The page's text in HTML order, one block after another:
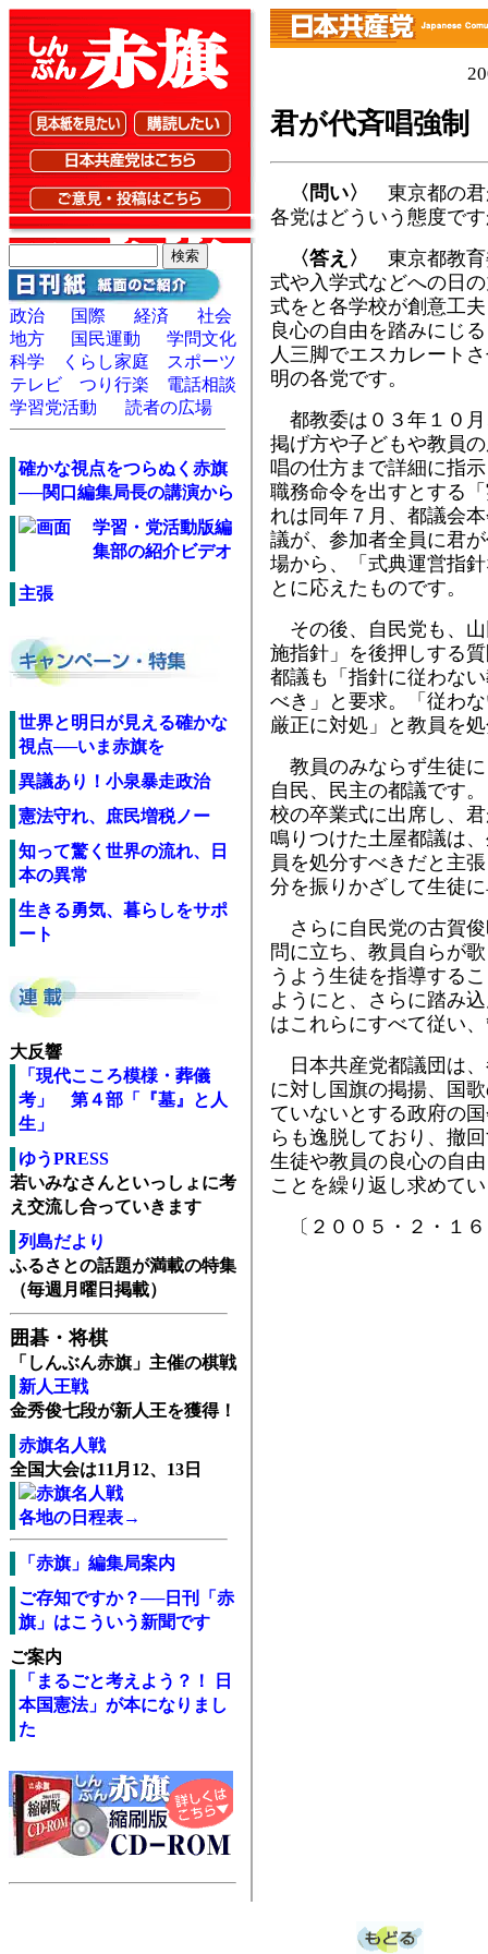
君が代斉唱強
〈問い〉
東京都の君
各党はどういう態度で
〈答え〉
東京都教育
式や入学式などへの日
式をと各学校が創意工
良心の自由を踏みにじ
人三脚でエスカレート
明の各党です。
都教委は０３年１０
掲げ方や子どもや教員
唱の仕方まで詳細に指
職務命令を出すとする
れは同年７月、都議会
議が、参加者全員に君
場から、「式典運営指
とに応えたものです。
その後、自民党も、
施指針」を後押しする
都議も「指針に従わな
べき」と要求。「従わ
厳正に対処」と教員を
教員のみならず生徒
自民、民主の都議です
校の卒業式に出席し、
鳴りつけた土屋都議は
員を処分すべきだと主
分を振りかざして生徒
さらに自民党の古賀
問に立ち、教員自らが
うよう生徒を指導する
ようにと、さらに踏み
はこれらにすべて従い
日本共産党都議団は
に対し国旗の掲揚、国
ていないとする政府の
らも逸脱しており、撤
生徒や教員の良心の自
ことを繰り返し求めて
〔２００５・２・１
政治 国際 経済
社会
地方
国民運動
学問文化
科学
くらし家庭
スポーツ
テレビ
つり行楽
電話相談
学習党活動
読者の広場
確かな視点をつらぬく赤旗
──関口編集局長の講演から
学習・党活動版編
集部の紹介ビデオ
主張
世界と明日が見える確かな
視点──いま赤旗を
異議あり！小泉暴走政治
憲法守れ、庶民増税ノー
知って驚く世界の流れ、日
本の異常
生きる勇気、暮らしをサポ
ート
大反響
「現代こころ模様・葬儀
考」 第４部「『墓』と人
生」
ゆうPRESS
若いみなさんといっしょに考
え交流し合っていきます
列島だより
ふるさとの話題が満載の特集
（毎週月曜日掲載）
囲碁・将棋
「しんぶん赤旗」主催の棋戦
新人王戦
金秀俊七段が新人王を獲得！
赤旗名人戦
全国大会は11月12、13日
各地の日程表→
「赤旗」編集局案内
ご存知ですか？──日刊「赤
旗」はこういう新聞です
ご案内
「まるごと考えよう？！ 日
本国憲法」が本になりまし
た